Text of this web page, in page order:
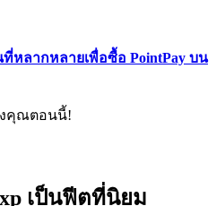
ที่หลากหลายเพื่อซื้อ PointPay บน
งคุณตอนนี้!
เป็นฟีตที่นิยม